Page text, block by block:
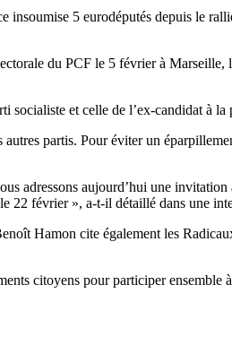
insoumise 5 eurodéputés depuis le
du PCF le 5 février à Marseille,
socialiste et celle de l’ex-candidat à
partis. Pour éviter un
adressons aujourd’hui une
22 février », a-t-il détaillé dans une
Hamon cite également les
citoyens pour participer ensemble